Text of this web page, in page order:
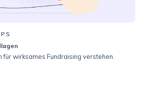
für wirksames Fundraising verstehen.